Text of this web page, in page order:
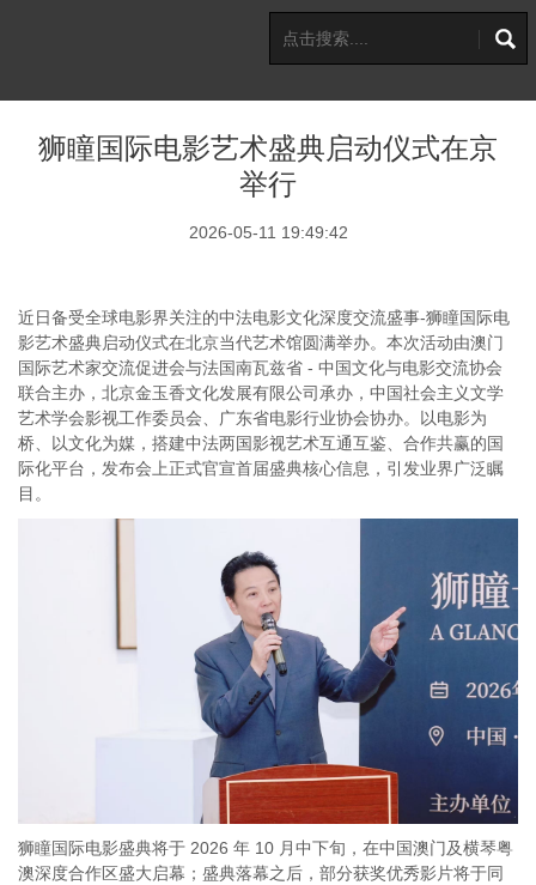
狮瞳国际电影艺术盛典启动仪式在京
举行
2026-05-11 19:49:42
近日备受全球电影界关注的中法电影文化深度交流盛事-狮瞳国际电
影艺术盛典启动仪式在北京当代艺术馆圆满举办。本次活动由澳门
国际艺术家交流促进会与法国南瓦兹省 - 中国文化与电影交流协会
联合主办，北京金玉香文化发展有限公司承办，中国社会主义文学
艺术学会影视工作委员会、广东省电影行业协会协办。以电影为
桥、以文化为媒，搭建中法两国影视艺术互通互鉴、合作共赢的国
际化平台，发布会上正式官宣首届盛典核心信息，引发业界广泛瞩
目。
狮瞳国际电影盛典将于 2026 年 10 月中下旬，在中国澳门及横琴粤
澳深度合作区盛大启幕；盛典落幕之后，部分获奖优秀影片将于同